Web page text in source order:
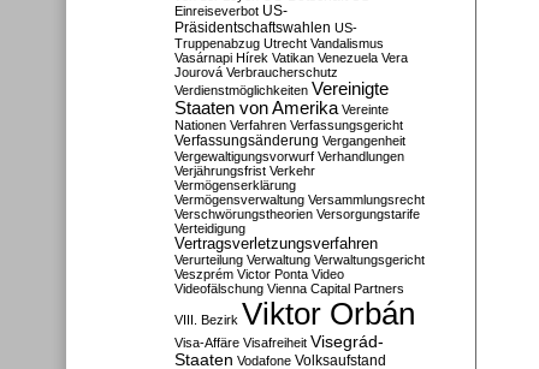
Einreiseverbot US-
Präsidentschaftswahlen US-
Truppenabzug Utrecht Vandalismus
Vasárnapi Hírek Vatikan Venezuela Vera
Jourová Verbraucherschutz
Verdienstmöglichkeiten Vereinigte
Staaten von Amerika Vereinte
Nationen Verfahren Verfassungsgericht
Verfassungsänderung Vergangenheit
Vergewaltigungsvorwurf Verhandlungen
Verjährungsfrist Verkehr
Vermögenserklärung
Vermögensverwaltung Versammlungsrecht
Verschwörungstheorien Versorgungstarife
Verteidigung
Vertragsverletzungsverfahren
Verurteilung Verwaltung Verwaltungsgericht
Veszprém Victor Ponta Video
Videofälschung Vienna Capital Partners
VIII. Bezirk Viktor Orbán
Visa-Affäre Visafreiheit Visegrád-
Staaten Vodafone Volksaufstand